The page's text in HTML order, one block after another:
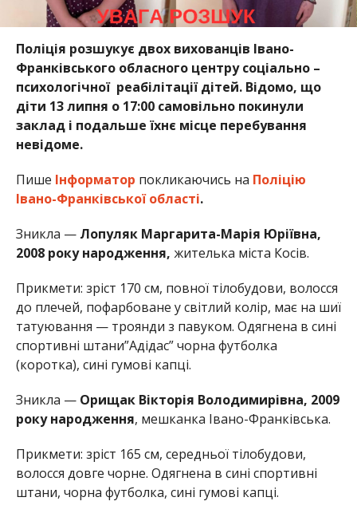
Поліція розшукує двох вихованців Івано-
Франківського обласного центру соціально –
психологічної реабілітації дітей. Відомо, що
діти 13 липня о 17:00 самовільно покинули
заклад і подальше їхнє місце перебування
невідоме.
Пише Інформатор покликаючись на Поліцію
Івано-Франківської області.
Зникла — Лопуляк Маргарита-Марія Юріївна,
2008 року народження, жителька міста Косів.
Прикмети: зріст 170 см, повної тілобудови, волосся
до плечей, пофарбоване у світлий колір, має на шиї
татуювання — троянди з павуком. Одягнена в сині
спортивні штани”Адідас” чорна футболка
(коротка), сині гумові капці.
Зникла — Орищак Вікторія Володимирівна, 2009
року народження, мешканка Івано-Франківська.
Прикмети: зріст 165 см, середньої тілобудови,
волосся довге чорне. Одягнена в сині спортивні
штани, чорна футболка, сині гумові капці.